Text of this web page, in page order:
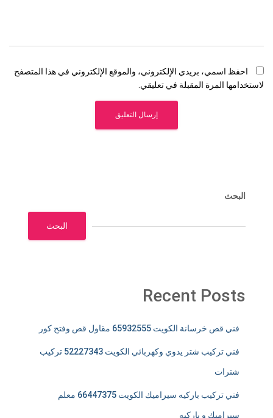
احفظ اسمي، بريدي الإلكتروني، والموقع الإلكتروني في هذا المتصفح
لاستخدامها المرة المقبلة في تعليقي.
البحث
البحث
Recent Posts
فني قص خرسانة الكويت 65932555 مقاول قص وفتح كور
فني تركيب شتر يدوي وكهربائي الكويت 52227343 تركيب
شترات
فني تركيب باركيه سيراميك الكويت 66447375 معلم
سيراميك و باركيه